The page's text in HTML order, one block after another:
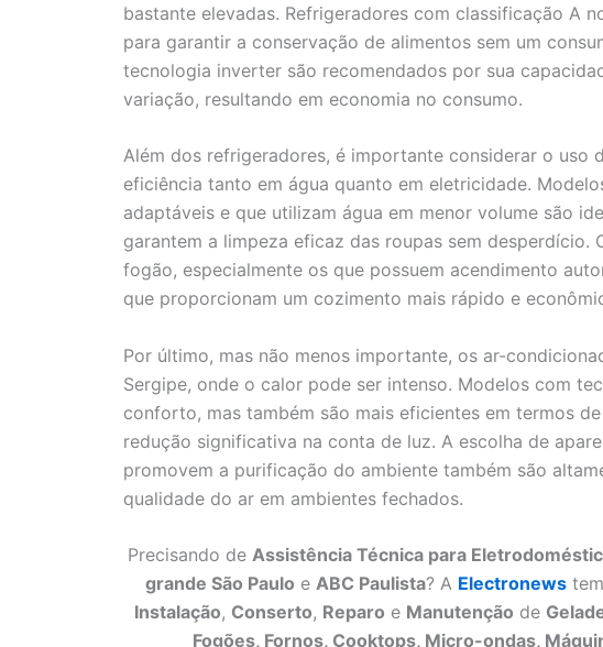
bastante elevadas. Refrigeradores com classificação A
para garantir a conservação de alimentos sem um
tecnologia inverter são recomendados por sua
variação, resultando em economia no consumo.
Além dos refrigeradores, é importante considerar o uso
eficiência tanto em água quanto em eletricidade.
adaptáveis e que utilizam água em menor volume são
garantem a limpeza eficaz das roupas sem
fogão, especialmente os que possuem acendimento
que proporcionam um cozimento mais rápido e
Por último, mas não menos importante, os ar-
Sergipe, onde o calor pode ser intenso. Modelos com
conforto, mas também são mais eficientes em termos
redução significativa na conta de luz. A escolha de
promovem a purificação do ambiente também são
qualidade do ar em ambientes fechados.
Precisando de Assistência Técnica para
grande São Paulo e ABC Paulista? A Electronewstem
Instalação, Conserto, Reparo e Manutenção de
Fogões, Fornos, Cooktops, Micro-ondas,